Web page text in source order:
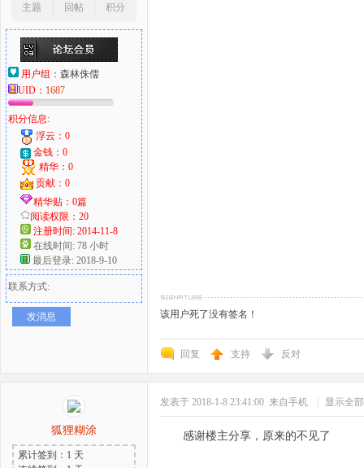
主题
回帖
积分
用户组： 森林侏儒
UID： 1687
积分信息:
浮云：0
金钱：0
精华：0
贡献：0
精华贴：0篇
阅读权限：20
注册时间: 2014-11-8
在线时间: 78 小时
最后登录: 2018-9-10
联系方式:
发消息 该用户死了没有签名！
回复 支持 反对
狐狸糊涂
累计签到：1 天
发表于 2018-1-8 23:41:00 来自手机 显示全
感谢楼主分享，原来的不见了